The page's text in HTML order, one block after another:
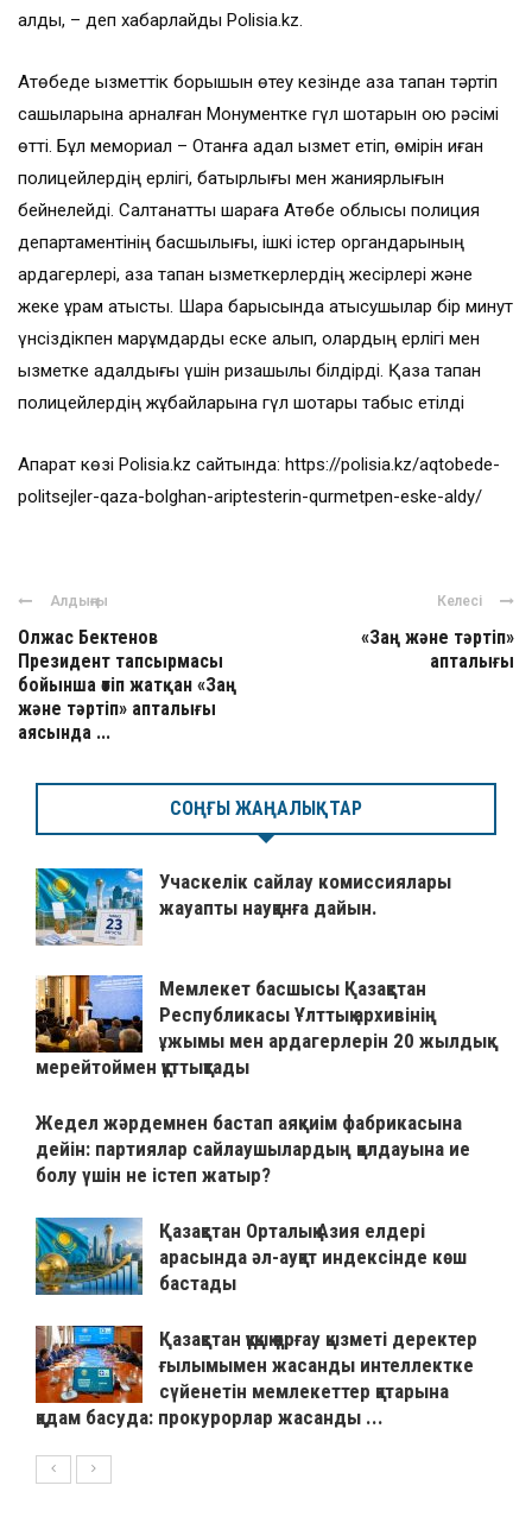
алды, – деп хабарлайды Polisia.kz.
Ақтөбеде қызметтік борышын өтеу кезінде қаза тапқан тәртіп
сақшыларына арналған Монументке гүл шоқтарын қою рәсімі
өтті. Бұл мемориал – Отанға адал қызмет етіп, өмірін қиған
полицейлердің ерлігі, батырлығы мен жанқиярлығын
бейнелейді. Салтанатты шараға Ақтөбе облысы полиция
департаментінің басшылығы, ішкі істер органдарының
ардагерлері, қаза тапқан қызметкерлердің жесірлері және
жеке құрам қатысты. Шара барысында қатысушылар бір минут
үнсіздікпен марқұмдарды еске алып, олардың ерлігі мен
қызметке адалдығы үшін ризашылық білдірді. Қаза тапқан
полицейлердің жұбайларына гүл шоқтары табыс етілді
Ақпарат көзі Polisia.kz сайтында: https://polisia.kz/aqtobede-
politsejler-qaza-bolghan-ariptesterin-qurmetpen-eske-aldy/
Алдыңғы
Олжас Бектенов
Президент тапсырмасы
бойынша өтіп жатқан «Заң
және тәртіп» апталығы
аясында ...
Келесі
«Заң және тәртіп»
апталығы
СОҢҒЫ ЖАҢАЛЫҚТАР
Учаскелік сайлау комиссиялары
жауапты науқанға дайын.
Мемлекет басшысы Қазақстан
Республикасы Ұлттық архивінің
ұжымы мен ардагерлерін 20 жылдық
мерейтоймен құттықтады
Жедел жәрдемнен бастап аяқкиім фабрикасына
дейін: партиялар сайлаушылардың қолдауына ие
болу үшін не істеп жатыр?
Қазақстан Орталық Азия елдері
арасында әл-ауқат индексінде көш
бастады
Қазақстан құқық қорғау қызметі деректер
ғылымымен жасанды интеллектке
сүйенетін мемлекеттер қатарына
қадам басуда: прокурорлар жасанды ...